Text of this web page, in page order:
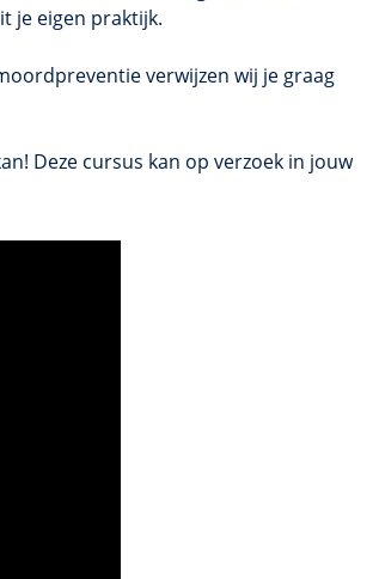
je eigen praktijk.
verwijzen wij je graag
Deze cursus kan op verzoek in jouw